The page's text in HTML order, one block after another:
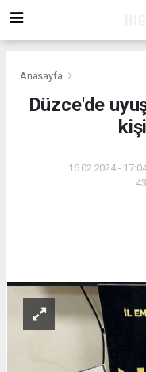
Anasayfa
Düzce'de
16.02.2024 -